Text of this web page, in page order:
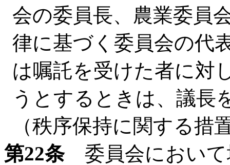
会の委員長、農業委員
律に基づく委員会の代
は嘱託を受けた者に対
うとするときは、議長
（秩序保持に関する措
第22条委員会において